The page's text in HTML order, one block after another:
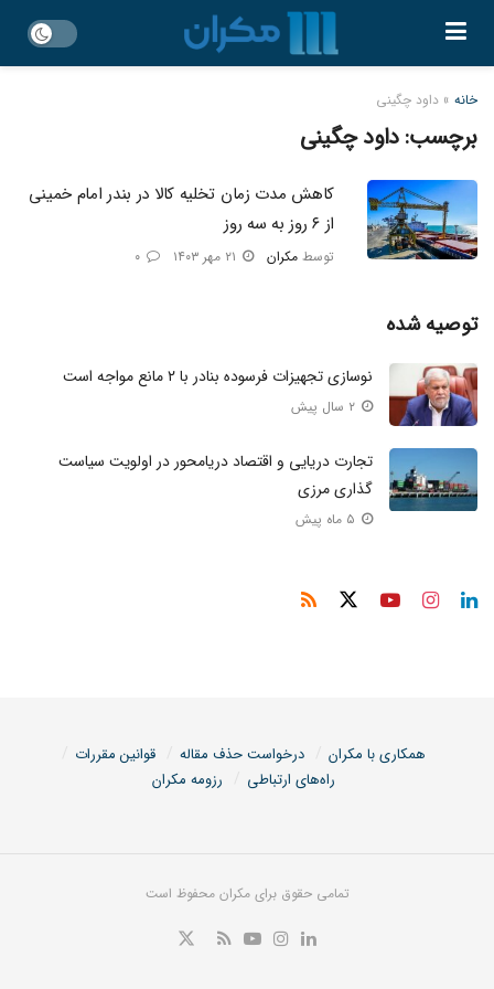
خانه » داود چگینی
برچسب:داود چگینی
کاهش مدت زمان تخلیه کالا در بندر امام خمینی
از ۶ روز به سه روز
توسط مکران
توصیه شده
نوسازی تجهیزات فرسوده بنادر با ۲ مانع مواجه است
تجارت دریایی و اقتصاد دریامحور در اولویت سیاست‌
گذاری مرزی
همکاری با مکران درخواست حذف مقاله
قوانین مقررات
راه‌های ارتباطی
رزومه مکران
تمامی حقوق برای مکران محفوظ است